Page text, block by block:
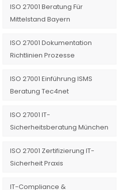
ISO 27001 Beratung Für
Mittelstand Bayern
ISO 27001 Dokumentation
Richtlinien Prozesse
ISO 27001 Einführung ISMS
Beratung Tec4net
ISO 27001 IT-
Sicherheitsberatung München
ISO 27001 Zertifizierung IT-
Sicherheit Praxis
IT-Compliance &